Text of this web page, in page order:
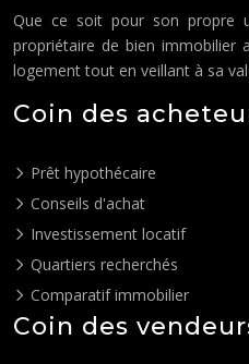
Que ce soit pour son propre
propriétaire de bien immobilier
logement tout en veillant à sa
Coin des
Prêt hypothécaire
Conseils d'achat
Investissement locatif
Quartiers recherchés
Comparatif immobilier
Coin des